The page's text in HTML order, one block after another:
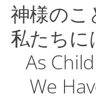
神様のこ
私たちに
As
We